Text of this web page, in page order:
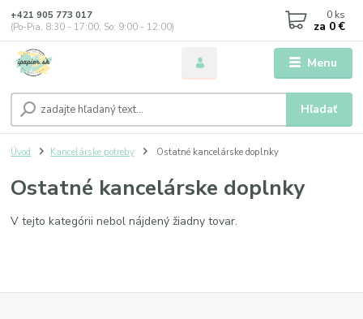
Menu
Hľadať
+421 905 773 017
(Po-Pia, 8:30 - 17:00, So: 9:00 - 12:00)
0 ks
za 0 €
Úvod Kancelárske potreby Ostatné kancelárske doplnky
Ostatné kancelárske doplnky
V tejto kategórii nebol nájdený žiadny tovar.